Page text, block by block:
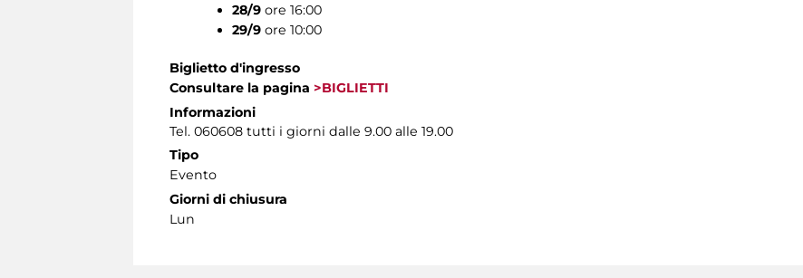
28/9ore 16:00
29/9ore 10:00
Biglietto d'ingresso
Consultare la pagina >BIGLIETTI
Informazioni
Tel. 060608 tutti i giorni dalle 9.00 alle 19.00
Tipo
Evento
Giorni di chiusura
Lun